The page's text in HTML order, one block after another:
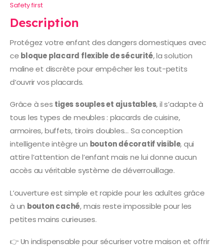
Safety first
Description
Protégez votre enfant des dangers domestiques avec
ce bloque placard flexible de sécurité, la solution
maline et discrète pour empêcher les tout-petits
d’ouvrir vos placards.
Grâce à ses tiges souples et ajustables, il s’adapte à
tous les types de meubles : placards de cuisine,
armoires, buffets, tiroirs doubles… Sa conception
intelligente intègre un bouton décoratif visible, qui
attire l’attention de l’enfant mais ne lui donne aucun
accès au véritable système de déverrouillage.
L’ouverture est simple et rapide pour les adultes grâce
à un bouton caché, mais reste impossible pour les
petites mains curieuses.
👉 Un indispensable pour sécuriser votre maison et offrir